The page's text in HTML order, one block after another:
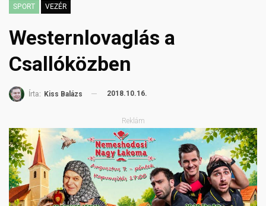
SPORT VEZÉR
Westernlovaglás a
Csallóközben
Írta: Kiss Balázs 2018.10.16.
Reklám